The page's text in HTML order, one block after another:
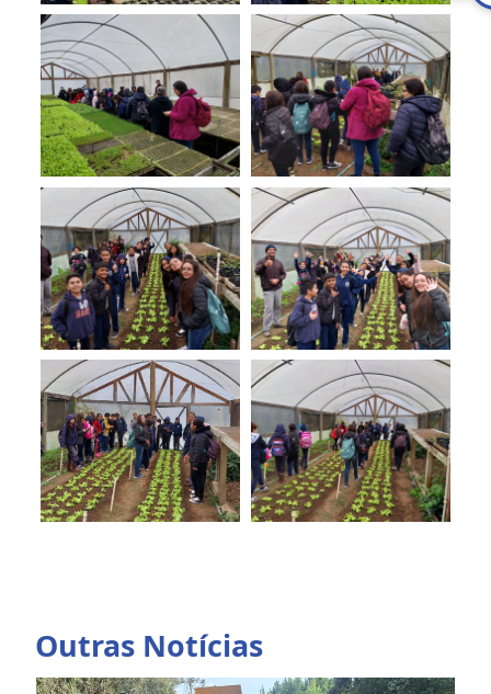
Outras Notícias